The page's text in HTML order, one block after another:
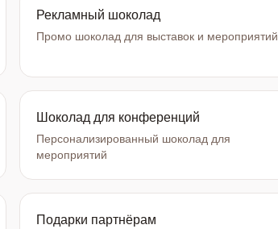
Рекламный шоколад
Промо шоколад для выставок и мероприятий
Шоколад для конференций
Персонализированный шоколад для
мероприятий
Подарки партнёрам